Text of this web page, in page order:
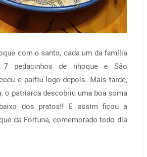
com o santo, cada um da família
7 pedacinhos de nhoque e São
e partiu logo depois. Mais tarde,
o patriarca descobriu uma boa soma
dos pratos!! E assim ficou a
da Fortuna, comemorado todo dia